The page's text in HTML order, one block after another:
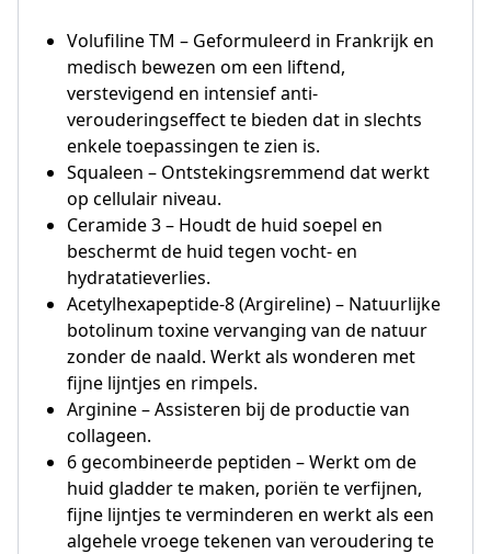
Volufiline TM – Geformuleerd in Frankrijk en
medisch bewezen om een ​​liftend,
verstevigend en intensief anti-
verouderingseffect te bieden dat in slechts
enkele toepassingen te zien is.
Squaleen – Ontstekingsremmend dat werkt
op cellulair niveau.
Ceramide 3 – Houdt de huid soepel en
beschermt de huid tegen vocht- en
hydratatieverlies.
Acetylhexapeptide-8 (Argireline) – Natuurlijke
botolinum toxine vervanging van de natuur
zonder de naald. Werkt als wonderen met
fijne lijntjes en rimpels.
Arginine – Assisteren bij de productie van
collageen.
6 gecombineerde peptiden – Werkt om de
huid gladder te maken, poriën te verfijnen,
fijne lijntjes te verminderen en werkt als een
algehele vroege tekenen van veroudering te